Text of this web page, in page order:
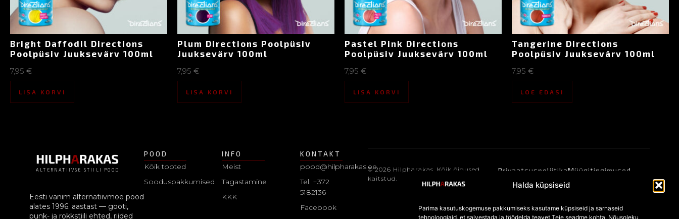
Halda küpsiseid
Parima kasutuskogemuse pakkumiseks kasutame küpsiseid ja sarnaseid
tehnoloogiaid, et salvestada ja töödelda teavet Teie seadme kohta. Nõusoleku
Bright Daffodil Directions
Poolpüsiv Juuksevärv 100ml
7,95 €
LISA KORVI
Plum Directions Poolpüsiv
Juuksevärv 100ml
7,95 €
LISA KORVI
Pastel Pink Directions
Poolpüsiv Juuksevärv 100ml
7,95 €
LISA KORVI
Tangerine Directions
Poolpüsiv Juuksevärv 100ml
7,95 €
LOE EDASI
ALTERNATIIVSE STIILI POOD
Eesti vanim alternatiivmoe pood
alates 1996. aastast — gooti,
punk- ja rokkstiili ehted, riided
POOD
Kõik tooted
Sooduspakkumised
INFO
Meist
Tagastamine
KKK
KONTAKT
pood@hilpharakas.ee
Tel. +372
5182136
Facebook
© 2026 Hilpharakas. Kõik õigused
kaitstud.
PrivaatsuspoliitikaMüügitingimused
Küpsised